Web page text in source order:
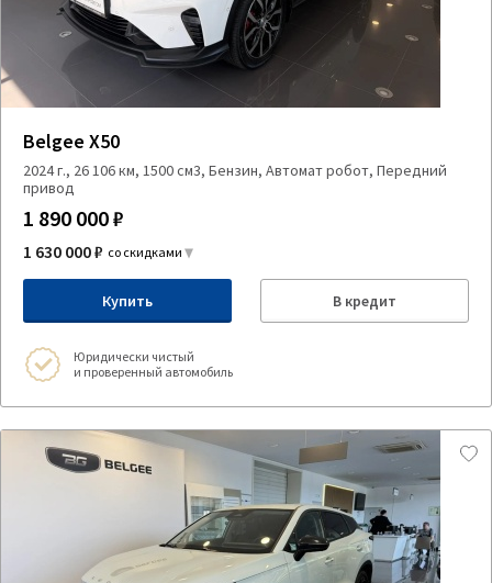
Belgee X50
2024 г., 26 106 км, 1500 см3, Бензин, Автомат робот, Передний
привод
1 890 000 ₽
1 630 000 ₽ со скидками
Купить В кредит
Юридически чистый
и проверенный автомобиль